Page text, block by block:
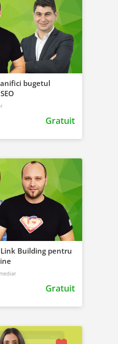
bugetul
Gratuit
Link Building pentru
Gratuit